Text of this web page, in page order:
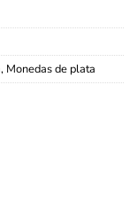
, Monedas de plata